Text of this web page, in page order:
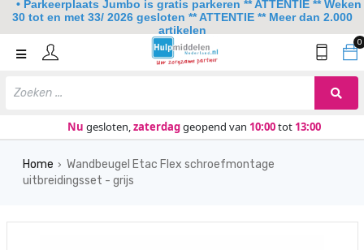
0
Nu gesloten,zaterdaggeopend van 10:00tot 13:00
Home
Keuken
Home › Wandbeugel Etac Flex schroefmontage
uitbreidingsset - grijs
• Parkeerplaats Jumbo is gratis parkeren ** ATTENTIE ** Weken
30 tot en met 33/ 2026 gesloten ** ATTENTIE ** Meer dan 2.000
artikelen